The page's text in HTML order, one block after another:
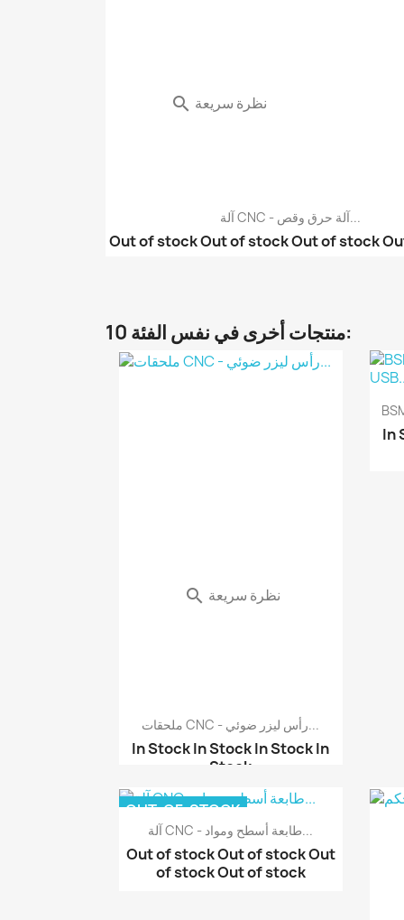
آلة CNC - آلة حرق وقص...
Out of stockOut of stockOut of stock
 نظرة سريعة
10 منتجات أخرى في نفس الفئة:
ملحقات CNC - رأس ليزر ضوئي...
In StockIn StockIn StockIn
Stock
 نظرة سريعة
In
آلة CNC - طابعة أسطح ومواد...
Out of stockOut of stockOut
of stockOut of stock
OUT-OF-STOCK